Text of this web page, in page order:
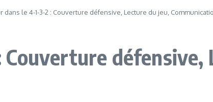
dans le 4-1-3-2 : Couverture défensive, Lecture du jeu,
Couverture défensive,